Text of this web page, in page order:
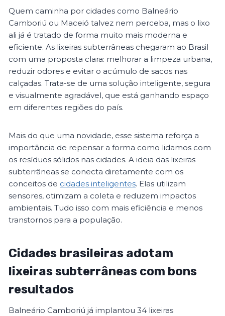
Quem caminha por cidades como Balneário
Camboriú ou Maceió talvez nem perceba, mas o lixo
ali já é tratado de forma muito mais moderna e
eficiente. As lixeiras subterrâneas chegaram ao Brasil
com uma proposta clara: melhorar a limpeza urbana,
reduzir odores e evitar o acúmulo de sacos nas
calçadas. Trata-se de uma solução inteligente, segura
e visualmente agradável, que está ganhando espaço
em diferentes regiões do país.
Mais do que uma novidade, esse sistema reforça a
importância de repensar a forma como lidamos com
os resíduos sólidos nas cidades. A ideia das lixeiras
subterrâneas se conecta diretamente com os
conceitos de cidades inteligentes. Elas utilizam
sensores, otimizam a coleta e reduzem impactos
ambientais. Tudo isso com mais eficiência e menos
transtornos para a população.
Cidades brasileiras adotam
lixeiras subterrâneas com bons
resultados
Balneário Camboriú já implantou 34 lixeiras